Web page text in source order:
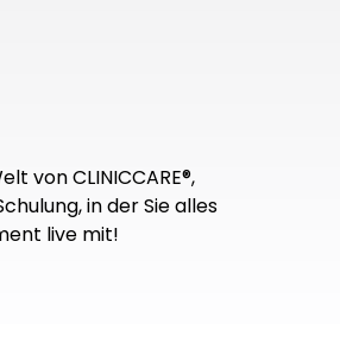
von CLINICCARE®,
in der Sie alles
live mit!